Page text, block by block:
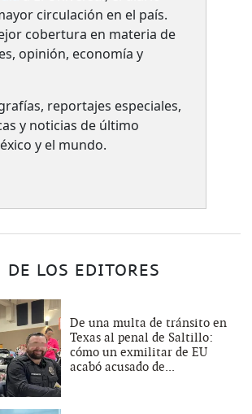
circulación en el país.​
cobertura en materia de
opinión, economía y
reportajes especiales,
y noticias de último
y el mundo.
DE LOS EDITORES
De una multa de tránsito en
Texas al penal de Saltillo:
cómo un exmilitar de EU
acabó acusado de...